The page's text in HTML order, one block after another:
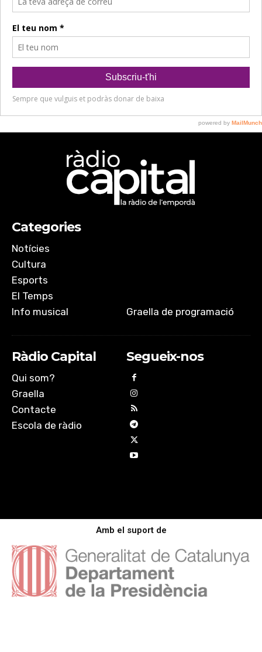
Categories
Notícies
Cultura
Esports
El Temps
Info musical
Graella de programació
Ràdio Capital
Qui som?
Graella
Contacte
Escola de ràdio
Segueix-nos
Amb el suport de